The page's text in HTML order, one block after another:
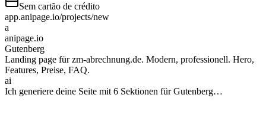
Sem cartão de crédito
app.anipage.io/projects/new
a
anipage.io
Gutenberg
Landing page für zm-abrechnung.de. Modern, professionell. Hero,
Features, Preise, FAQ.
ai
Ich generiere deine Seite mit 6 Sektionen für Gutenberg…